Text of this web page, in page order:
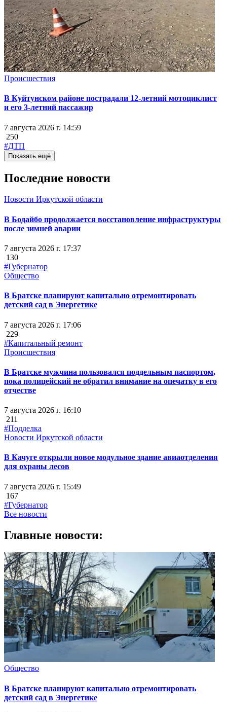
Происшествия
В Куйтунском районе пострадали 12-летний мотоциклист
и его 3-летний пассажир
7 августа 2026 г. 14:59
250
#ДТП
Показать ещё
Последние новости
Новости Иркутской области
В Бодайбо продолжается восстановление инфраструктуры
после зимней аварии
7 августа 2026 г. 17:37
130
#Губернатор
Общество
В Братске планируют капитально отремонтировать
детский сад в Энергетике
7 августа 2026 г. 17:06
229
#Капитальный ремонт
Происшествия
В Братске мужчина пользовался поддельным паспортом,
пока полицейский не обратил внимание на опечатку в его
отчестве
7 августа 2026 г. 16:10
211
#Подделка
Новости Иркутской области
В Качуге открыли новое модульное здание авиаотделения
для охраны лесов
7 августа 2026 г. 15:49
167
#Губернатор
Все новости
Главные новости:
Общество
В Братске планируют капитально отремонтировать
детский сад в Энергетике